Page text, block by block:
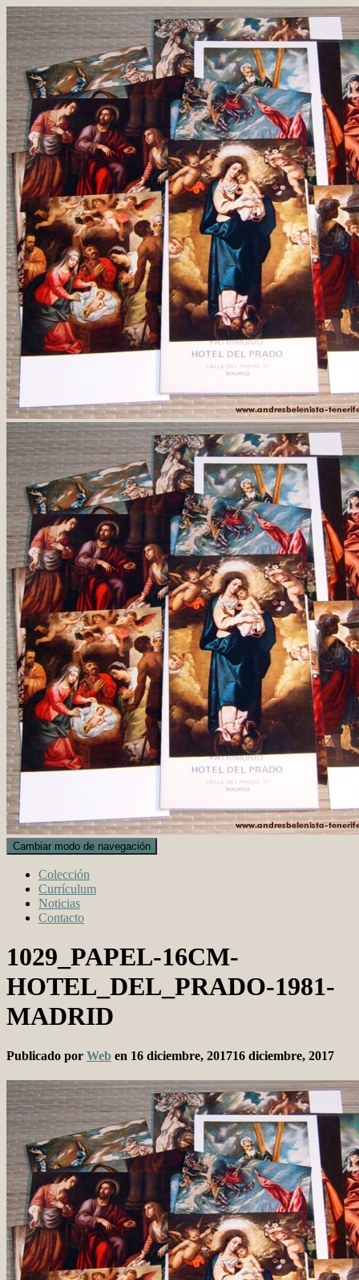
Cambiar modo de navegación
Colección
Currículum
Noticias
Contacto
1029_PAPEL-16CM-
HOTEL_DEL_PRADO-1981-
MADRID
Publicado por Web en 16 diciembre, 201716 diciembre, 2017